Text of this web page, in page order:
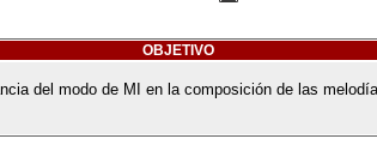
OBJETIVO
del modo de MI en la composición de las